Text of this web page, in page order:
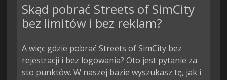
Skąd pobrać Streets of SimCity
bez limitów i bez reklam?
A więc gdzie pobrać Streets of SimCity bez
rejestracji i bez logowania? Oto jest pytanie za
sto punktów. W naszej bazie wyszukasz tę, jak i